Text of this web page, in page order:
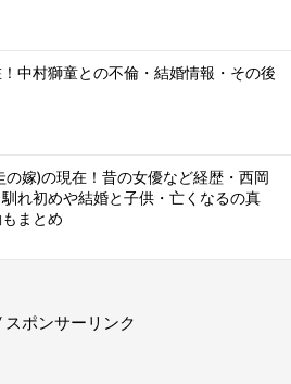
中村獅童との不倫・結婚情報・その後
の嫁)の現在！昔の女優など経歴・西岡
れ初めや結婚と子供・亡くなるの真
まとめ
スポンサーリンク